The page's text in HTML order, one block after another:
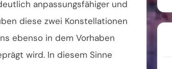
anpassungsfähiger und
diese zwei Konstellationen
ebenso in dem Vorhaben
wird. In diesem Sinne